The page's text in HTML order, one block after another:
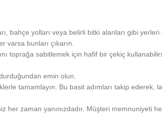
bahçe yolları veya belirli bitki alanları gibi yerleri
varsa bunları çıkarın.
toprağa sabitlemek için hafif bir çekiç
emin olun.
tamamlayın. Bu basit adımları takip ederek,
her zaman yanınızdadır. Müşteri memnuniyeti